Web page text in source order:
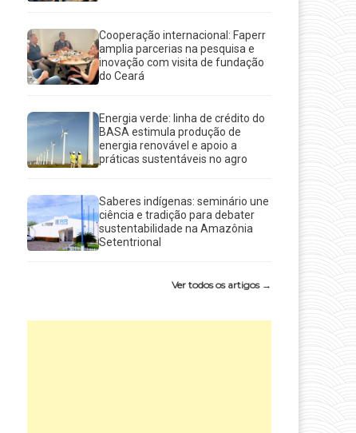
Cooperação internacional: Faperr
amplia parcerias na pesquisa e
inovação com visita de fundação
do Ceará
Energia verde: linha de crédito do
BASA estimula produção de
energia renovável e apoio a
práticas sustentáveis no agro
Saberes indígenas: seminário une
ciência e tradição para debater
sustentabilidade na Amazônia
Setentrional
Ver todos os artigos →